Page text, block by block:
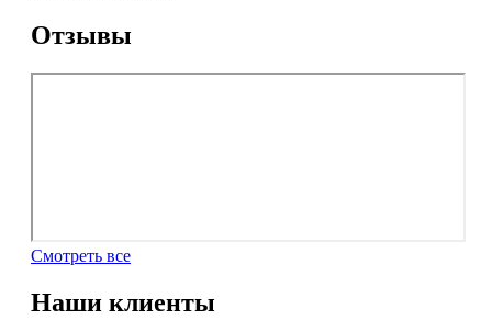
Отзывы
Смотреть все
Наши клиенты